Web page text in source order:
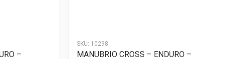
–
SKU: 10298
MANUBRIO CROSS – ENDURO –